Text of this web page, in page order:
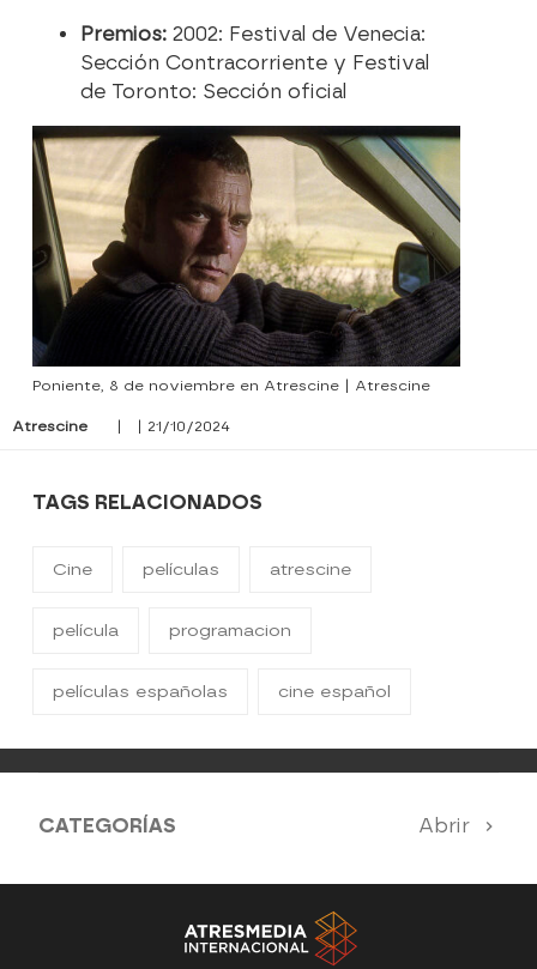
Premios:2002: Festival de Venecia:
Sección Contracorriente y Festival
de Toronto: Sección oficial
Poniente, 8 de noviembre en Atrescine | Atrescine
Atrescine | | 21/10/2024
TAGS RELACIONADOS
Cine películas atrescine
película programacion
películas españolas cine español
CATEGORÍAS Abrir
Nuestros destacados mensuales
Toda la programación de Atrescine